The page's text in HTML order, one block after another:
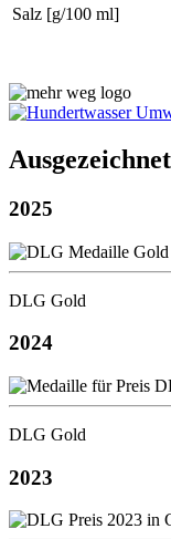
Salz [g/100 ml]
2025
DLG Gold
2024
DLG Gold
2023